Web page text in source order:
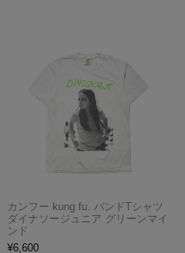
カンフー kung fu. バンドTシャツ
ダイナソージュニア グリーンマイ
ンド
¥6,600